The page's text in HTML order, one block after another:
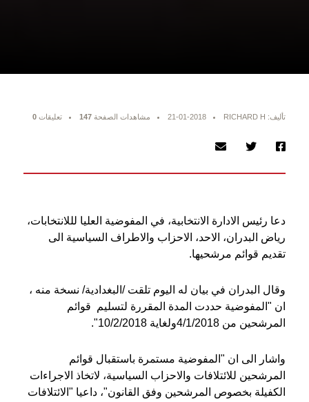
تأليف: RICHARD H 21-01-2018 مشاهدات الصفحة 147 تعليقات 0
دعا رئيس الادارة الانتخابية، في المفوضية العليا لللانتخابات،
رياض البدران، الاحد، الاحزاب والاطراف السياسية الى
تقديم قوائم مرشحيها.
وقال البدران في بيان له اليوم تلقت /البغدادية/ نسخة منه ،
ان "المفوضية حددت المدة المقررة لتسليم قوائم
المرشحين من 4/1/2018ولغاية 10/2/2018".
واشار الى ان "المفوضية مستمرة باستقبال قوائم
المرشحين للائتلافات والاحزاب السياسية، لاتخاذ الاجراءات
الكفيلة بخصوص المرشحين وفق القانون"، داعيا "الائتلافات